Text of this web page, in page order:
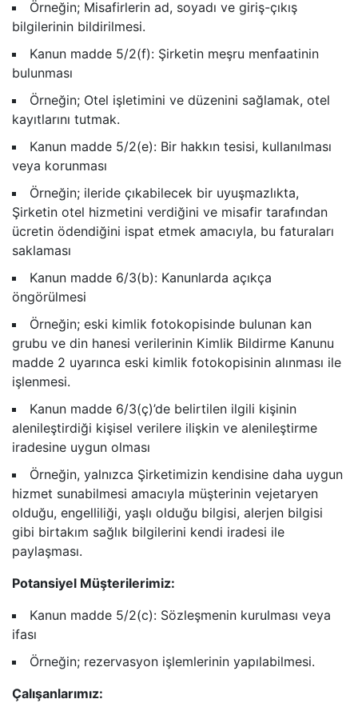
Örneğin; Misafirlerin ad, soyadı ve giriş-çıkış
bilgilerinin bildirilmesi.
Kanun madde 5/2(f): Şirketin meşru menfaatinin
bulunması
Örneğin; Otel işletimini ve düzenini sağlamak, otel
kayıtlarını tutmak.
Kanun madde 5/2(e): Bir hakkın tesisi, kullanılması
veya korunması
Örneğin; ileride çıkabilecek bir uyuşmazlıkta,
Şirketin otel hizmetini verdiğini ve misafir tarafından
ücretin ödendiğini ispat etmek amacıyla, bu faturaları
saklaması
Kanun madde 6/3(b): Kanunlarda açıkça
öngörülmesi
Örneğin; eski kimlik fotokopisinde bulunan kan
grubu ve din hanesi verilerinin Kimlik Bildirme Kanunu
madde 2 uyarınca eski kimlik fotokopisinin alınması ile
işlenmesi.
Kanun madde 6/3(ç)’de belirtilen ilgili kişinin
alenileştirdiği kişisel verilere ilişkin ve alenileştirme
iradesine uygun olması
Örneğin, yalnızca Şirketimizin kendisine daha uygun
hizmet sunabilmesi amacıyla müşterinin vejetaryen
olduğu, engelliliği, yaşlı olduğu bilgisi, alerjen bilgisi
gibi birtakım sağlık bilgilerini kendi iradesi ile
paylaşması.
Potansiyel Müşterilerimiz:
Kanun madde 5/2(c): Sözleşmenin kurulması veya
ifası
Örneğin; rezervasyon işlemlerinin yapılabilmesi.
Çalışanlarımız: